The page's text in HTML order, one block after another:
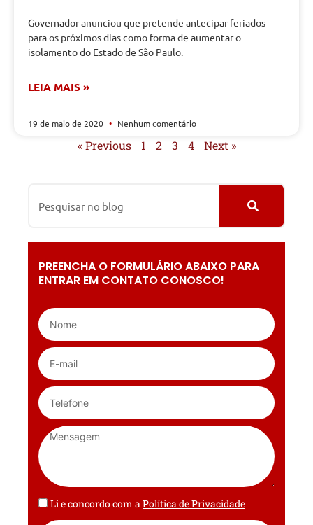
Governador anunciou que pretende antecipar feriados
para os próximos dias como forma de aumentar o
isolamento do Estado de São Paulo.
LEIA MAIS »
19 de maio de 2020 Nenhum comentário
« Previous 1 2 3 4 Next »
PREENCHA O FORMULÁRIO ABAIXO PARA
ENTRAR EM CONTATO CONOSCO!
Li e concordo com aPolítica de Privacidade